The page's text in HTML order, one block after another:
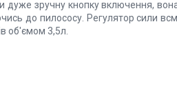
зручну кнопку включення,
до пилососу. Регулятор сили
об'ємом 3,5л.